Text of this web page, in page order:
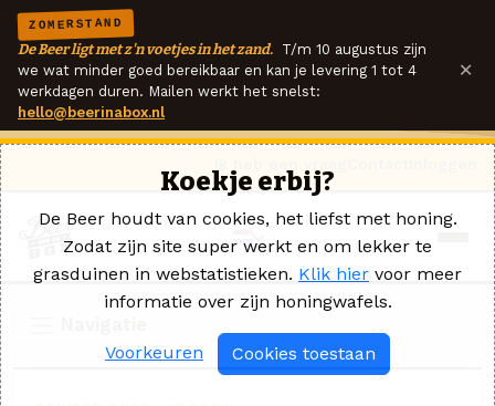
ZOMERSTAND
De Beer ligt met z'n voetjes in het zand. T/m 10 augustus zijn
we wat minder goed bereikbaar en kan je levering 1 tot 4
werkdagen duren. Mailen werkt het snelst:
hello@beerinabox.nl
×
Koekje erbij?
De Beer houdt van cookies, het liefst met honing.
Zodat zijn site super werkt en om lekker te
grasduinen in webstatistieken. Klik hier voor meer
informatie over zijn honingwafels.
Voorkeuren Cookies toestaan